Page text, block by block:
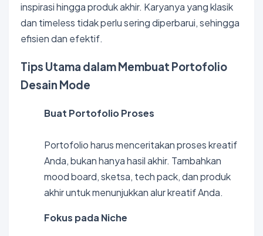
inspirasi hingga produk akhir. Karyanya yang klasik
dan timeless tidak perlu sering diperbarui, sehingga
efisien dan efektif.
Tips Utama dalam Membuat Portofolio
Desain Mode
Buat Portofolio Proses
Portofolio harus menceritakan proses kreatif
Anda, bukan hanya hasil akhir. Tambahkan
mood board, sketsa, tech pack, dan produk
akhir untuk menunjukkan alur kreatif Anda.
Fokus pada Niche